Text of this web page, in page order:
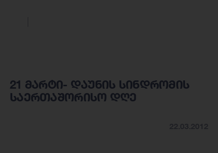
21 მარტი- დაუნის სინდრომის
საერთაშორისო დღე